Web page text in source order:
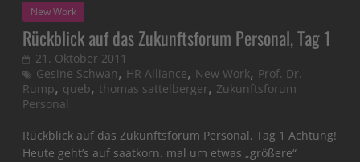
New Work
Rückblick auf das Zukunftsforum Personal, Tag 1
21. Oktober 2011
Gesine Schwan, HR Alliance, New Work, Prof. Dr.
Rump, queb,thomas sattelberger, Zukunftsforum
Personal
Rückblick auf das Zukunftsforum Personal, Tag 1 Achtung!
Heute geht’s auf saatkorn. mal um etwas „größere“